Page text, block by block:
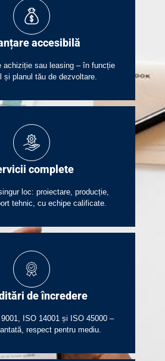
accesibilă
achiziție sau leasing – în funcție
și planul tău de dezvoltare.
complete​
loc: proiectare, producție,
tehnic, cu echipe calificate.
de încredere
ISO 14001 și ISO 45000 –
respect pentru mediu.